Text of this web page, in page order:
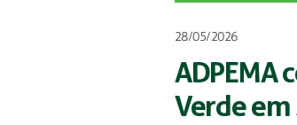
28/05/2026
ADPEMA
Verde em